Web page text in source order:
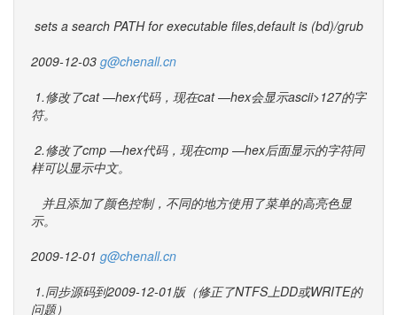
sets a search PATH for executable files,default is (bd)/grub
2009-12-03 g@chenall.cn
1.修改了cat —hex代码，现在cat —hex会显示ascii>127的字
符。
2.修改了cmp —hex代码，现在cmp —hex后面显示的字符同
样可以显示中文。
并且添加了颜色控制，不同的地方使用了菜单的高亮色显
示。
2009-12-01 g@chenall.cn
1.同步源码到2009-12-01版（修正了NTFS上DD或WRITE的
问题）